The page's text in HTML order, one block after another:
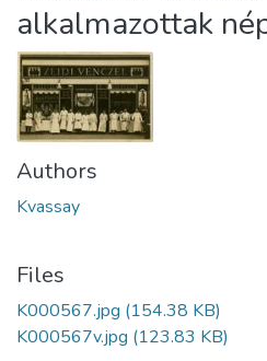
alkalmazottak
Authors
Kvassay
Files
K000567.jpg (154.38 KB)
K000567v.jpg (123.83 KB)